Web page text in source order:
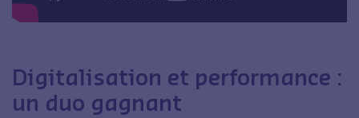
Digitalisation et performance :
un duo gagnant